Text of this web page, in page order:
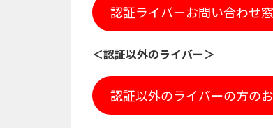
認証ライバーお問い合わせ
＜認証以外のライバー＞
認証以外のライバーの方の